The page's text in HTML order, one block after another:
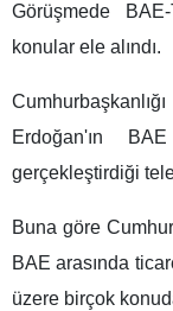
Görüşmede
konular ele alındı.
Erdoğan'ın
gerçekleştirdiği
Buna göre
BAE arasında
üzere birçok